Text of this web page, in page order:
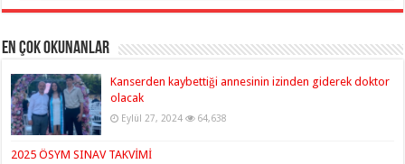
En çok okunanlar
Kanserden kaybettiği annesinin izinden giderek doktor
olacak
Eylül 27, 2024 64,638
2025 ÖSYM SINAV TAKVİMİ